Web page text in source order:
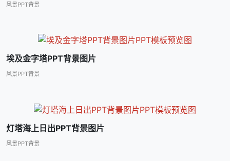
风景PPT背景
埃及金字塔PPT背景图片
风景PPT背景
灯塔海上日出PPT背景图片
风景PPT背景